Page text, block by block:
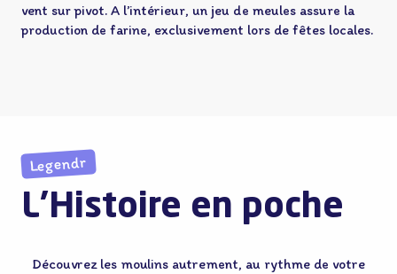
vent sur pivot. A l’intérieur, un jeu de meules assure la
production de farine, exclusivement lors de fêtes locales.
Legendr
L'Histoire en poche
Découvrez les moulins autrement, au rythme de votre